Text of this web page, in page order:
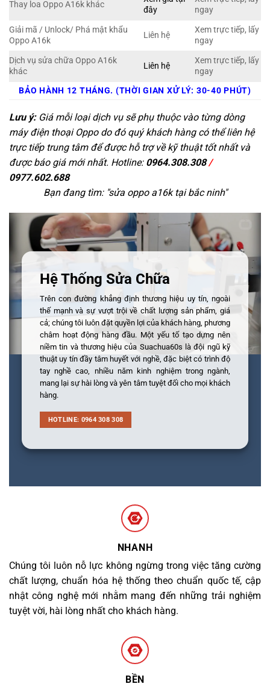
Thay loa Oppo A16k khác
đây
ngay
Giải mã / Unlock/ Phá mật khẩu
Oppo A16k
Liên hệ
Xem trực tiếp, lấy
ngay
Dịch vụ sửa chữa Oppo A16k
khác
Liên hệ
Xem trực tiếp, lấy
ngay
BẢO HÀNH 12 THÁNG. (THỜI GIAN XỬ LÝ: 30-40 PHÚT)
Lưu ý:Giá mỗi loại dịch vụ sẽ phụ thuộc vào từng dòng
máy điện thoại Oppo do đó quý khách hàng có thể liên hệ
trực tiếp trung tâm để được hỗ trợ về kỹ thuật tốt nhất và
được báo giá mới nhất. Hotline: 0964.308.308/
0977.602.688
Bạn đang tìm: "sửa oppo a16k tại bắc ninh"
Hệ Thống Sửa Chữa
Trên con đường khẳng định thương hiệu uy tín, ngoài
thế mạnh và sự vượt trội về chất lượng sản phẩm, giá
cả; chúng tôi luôn đặt quyền lợi của khách hàng, phương
châm hoạt động hàng đầu. Một yếu tố tạo dựng nên
niềm tin và thương hiệu của Suachua60s là đội ngũ kỹ
thuật uy tín đầy tâm huyết với nghề, đặc biệt có trình độ
tay nghề cao, nhiều năm kinh nghiệm trong ngành,
mang lại sự hài lòng và yên tâm tuyệt đối cho mọi khách
hàng.
HOTLINE: 0964 308 308
NHANH
Chúng tôi luôn nỗ lực không ngừng trong việc tăng cường
chất lượng, chuẩn hóa hệ thống theo chuẩn quốc tế, cập
nhật công nghệ mới nhằm mang đến những trải nghiệm
tuyệt vời, hài lòng nhất cho khách hàng.
BỀN